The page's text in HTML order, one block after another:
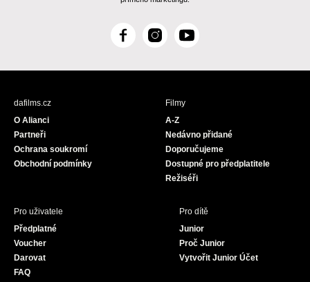
F
c
I
s
Y
u
dafilms.cz
O Alianci
Partneři
Ochrana soukromí
Obchodní podmínky
Filmy
A-Z
Nedávno přidané
Doporučujeme
Dostupné pro předplatitele
Režiséři
Pro uživatele
Předplatné
Voucher
Darovat
FAQ
Pro dítě
Junior
Proč Junior
Vytvořit Junior Účet